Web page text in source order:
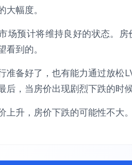
大幅度。
场预计将维持良好的状态。
看到的。
准备好了，也有能力通过放松
后，当房价出现剧烈下跌的时
上升，房价下跌的可能性不大。